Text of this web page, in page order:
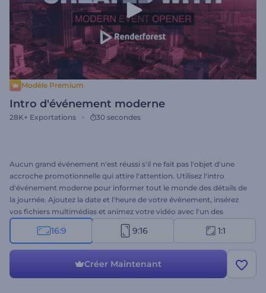
Modèle Premium
Intro d'événement moderne
28K+ Exportations 30 secondes
Aucun grand événement n'est réussi s'il ne fait pas l'objet d'une
accroche promotionnelle qui attire l'attention. Utilisez l'intro
d'événement moderne pour informer tout le monde des détails de
la journée. Ajoutez la date et l'heure de votre événement, insérez
vos fichiers multimédias et animez votre vidéo avec l'un des
morceaux de musique de notre bibliothèque musicale. Il suffit de
quelques clics pour créer une vidéo professionnelle à partager avec
technologiques, les annonces de conférences, les teasers
16:9 9:16 1:1
Créer Maintenant